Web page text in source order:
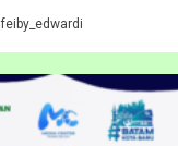
feiby_edwardi